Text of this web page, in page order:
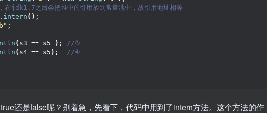
jdk1.7之后会把堆中的引用放到常量池中，故引用地址相等
intern () ;
;
( s3 == s5 ) ;
//③
( s4 == s5 ) ; //④
还是false呢？别着急，先看下，代码中用到了intern方法。这个方法的作